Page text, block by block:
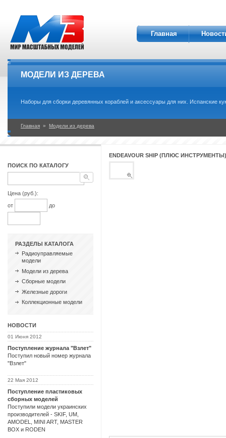
Главная
МОДЕЛИ ИЗ ДЕРЕВА
Наборы для сборки деревянных кораблей и аксессуары для них. Испанские
Главная » Модели из дерева
ПОИСК ПО КАТАЛОГУ
Цена (руб.):
от
до
РАЗДЕЛЫ КАТАЛОГА
Радиоуправляемые
модели
Модели из дерева
Сборные модели
Железные дороги
Коллекционные модели
НОВОСТИ
01 Июня 2012
Поступление журнала "Взлет"
Поступил новый номер журнала
"Взлет"
22 Мая 2012
Поступление пластиковых
сборных моделей
Поступили модели украинских
производителей - SKIF, UM,
AMODEL, MINI ART, MASTER
BOX и RODEN
ENDEAVOUR SHIP (ПЛЮС ИНСТРУМЕНТЫ)